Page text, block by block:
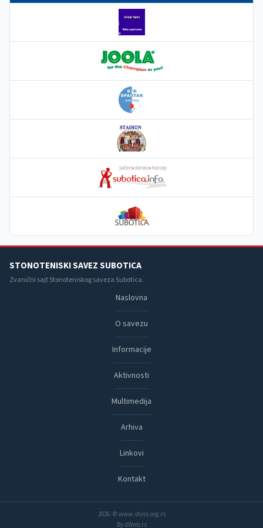
STONOTENISKI SAVEZ SUBOTICA
Zvanični sajt Stonoteniskog saveza Subotica.
Naslovna
O savezu
Informacije
Aktivnosti
Multimedija
Arhiva
Linkovi
Kontakt
2026. © www.stoss.org.rs
By dWeb.rs